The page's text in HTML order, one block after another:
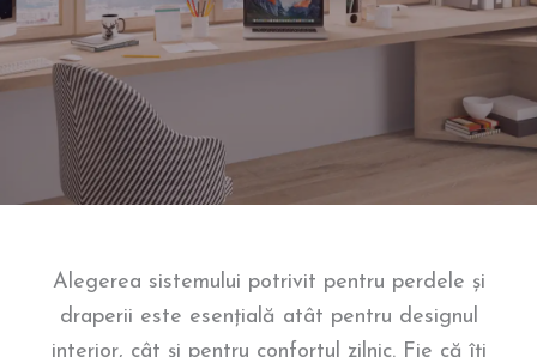
Alegerea sistemului potrivit pentru perdele și
draperii este esențială atât pentru designul
interior, cât și pentru confortul zilnic. Fie că îți